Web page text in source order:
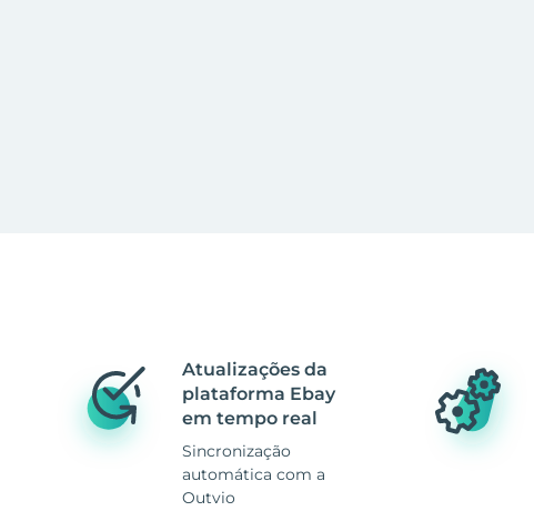
Atualizações da
plataforma Ebay
em tempo real
Sincronização
automática com a
Outvio